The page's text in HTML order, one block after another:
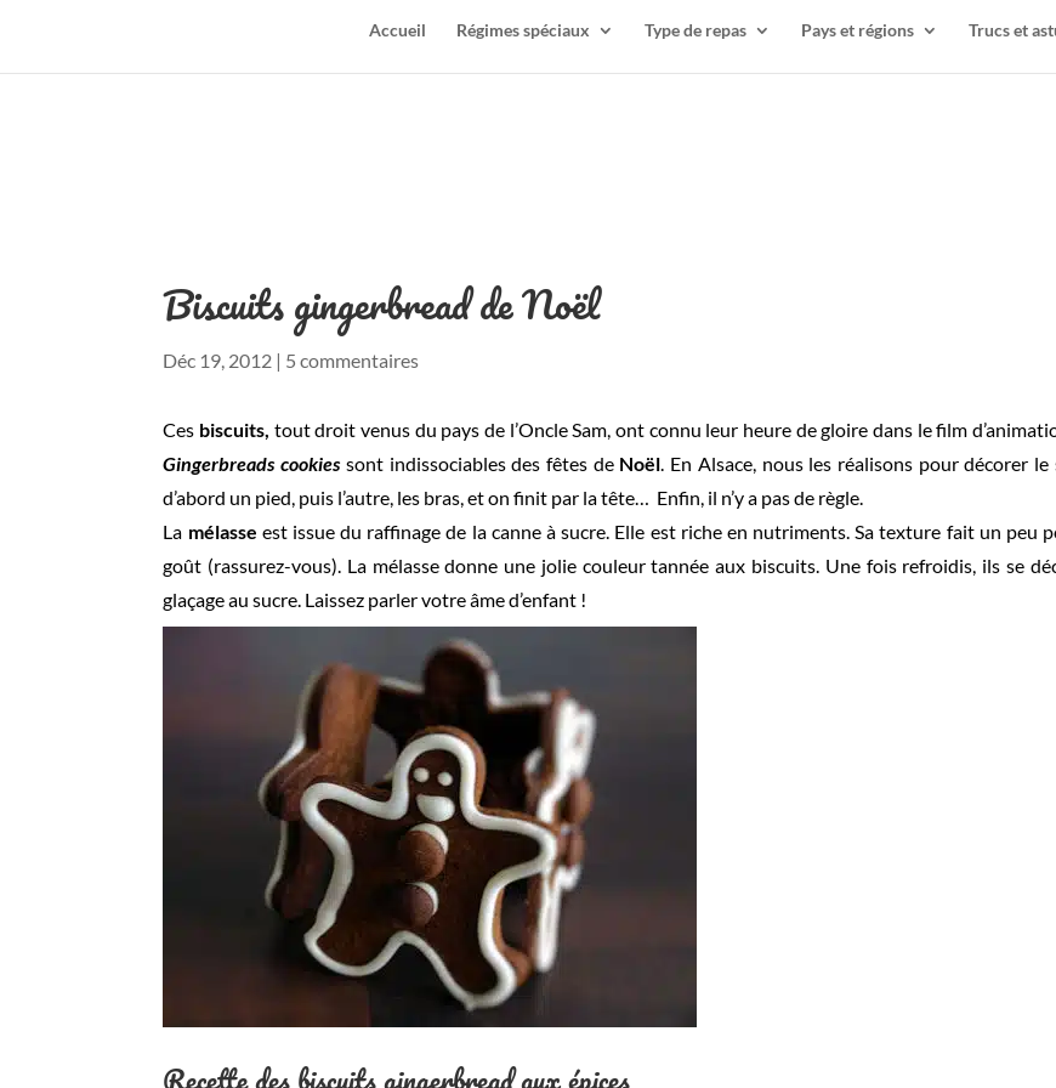
Accueil Régimes spéciaux Type de repas Pays et régions Trucs et
Biscuits gingerbread de Noël
Déc 19, 2012 | 5 commentaires
Ces biscuits, tout droit venus du pays de l’Oncle Sam, ont connu leur heure de gloire dans le film
Gingerbreads cookiessont indissociables des fêtes de Noël. En Alsace, nous les réalisons pour décorer
d’abord un pied, puis l’autre, les bras, et on finit par la tête… Enfin, il n’y a pas de règle.
La mélasse est issue du raffinage de la canne à sucre. Elle est riche en nutriments. Sa texture fait un peu
goût (rassurez-vous). La mélasse donne une jolie couleur tannée aux biscuits. Une fois refroidis, ils se
glaçage au sucre. Laissez parler votre âme d’enfant !